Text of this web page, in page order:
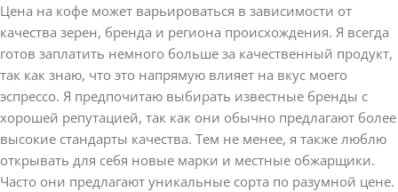
Цена на кофе может варьироваться в зависимости от
качества зерен, бренда и региона происхождения. Я всегда
готов заплатить немного больше за качественный продукт,
так как знаю, что это напрямую влияет на вкус моего
эспрессо. Я предпочитаю выбирать известные бренды с
хорошей репутацией, так как они обычно предлагают более
высокие стандарты качества. Тем не менее, я также люблю
открывать для себя новые марки и местные обжарщики.
Часто они предлагают уникальные сорта по разумной цене.